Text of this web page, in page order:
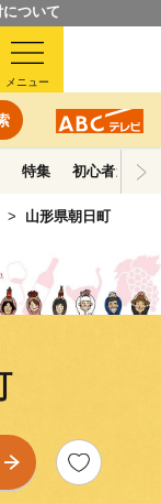
ついて
メニュー
特集 初心者ガイド
山形県朝日町